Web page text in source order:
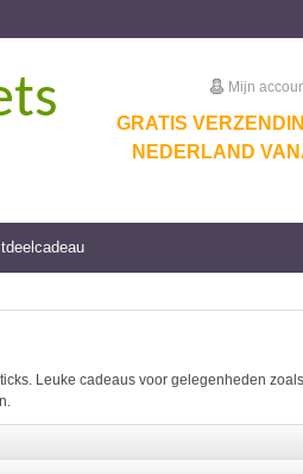
GRATIS
NEDERLAND
Mijn
Leuke cadeaus voor gelegenheden